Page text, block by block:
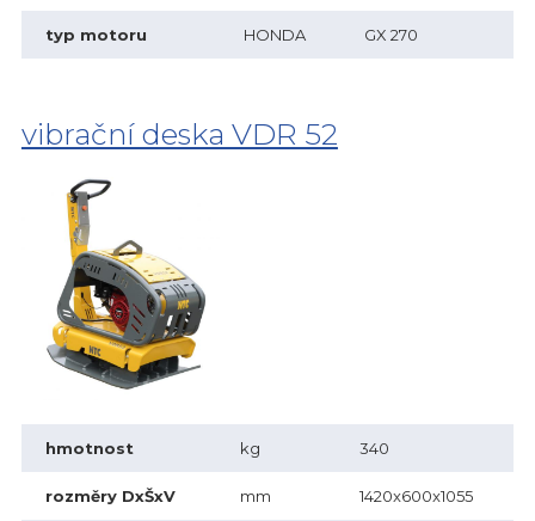
typ motoru HONDA GX 270
vibrační deska VDR 52
hmotnost kg 340
rozměry DxŠxV mm 1420x600x1055